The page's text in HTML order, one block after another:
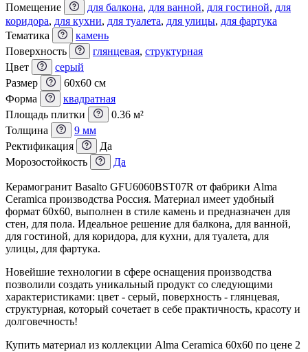
Помещение
для балкона, для ванной, для гостиной, для
коридора, для кухни, для туалета, для улицы, для фартука
Тематика
камень
Поверхность
глянцевая, структурная
Цвет
серый
Размер
60x60 см
Форма
квадратная
Площадь плитки
0.36 м²
Толщина
9 мм
Ректификация
Да
Морозостойкость
Да
Керамогранит Basalto GFU6060BST07R от фабрики Alma
Ceramica производства Россия. Материал имеет удобный
формат 60x60, выполнен в стиле камень и предназначен для
стен, для пола. Идеальное решение для балкона, для ванной,
для гостиной, для коридора, для кухни, для туалета, для
улицы, для фартука.
Новейшие технологии в сфере оснащения производства
позволили создать уникальный продукт со следующими
характеристиками: цвет - серый, поверхность - глянцевая,
структурная, который сочетает в себе практичность, красоту и
долговечность!
Купить материал из коллекции Alma Ceramica 60x60 по цене 2